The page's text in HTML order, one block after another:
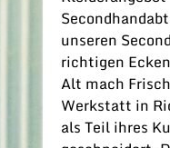
unseren
richtigen
Alt mach
Werkstatt in
als Teil ihres